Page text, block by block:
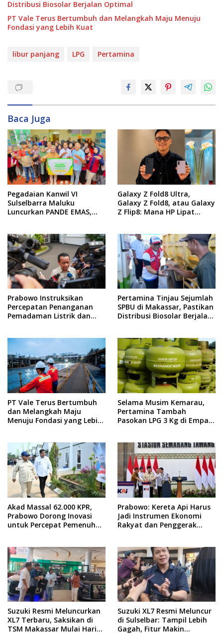
Distribusi Biosolar Berjalan Optimal
PT Vale Terus Bertumbuh dan Melangkah Maju Menuju
Fondasi yang Lebih Kuat
libur panjang LPG Pertamina
Baca Juga
Pegadaian Kanwil VI
Sulselbarra Maluku
Luncurkan PANDE EMAS,
Galaxy Z Fold8 Ultra,
Galaxy Z Fold8, atau Galaxy
Z Flip8: Mana HP Lipat
Prabowo Instruksikan
Percepatan Penanganan
Pemadaman Listrik dan
Pertamina Tinjau Sejumlah
SPBU di Makassar, Pastikan
Distribusi Biosolar Berjalan
PT Vale Terus Bertumbuh
dan Melangkah Maju
Menuju Fondasi yang Lebih
Selama Musim Kemarau,
Pertamina Tambah
Pasokan LPG 3 Kg di Empat
Akad Massal 62.000 KPR,
Prabowo Dorong Inovasi
untuk Percepat Pemenuhan
Prabowo: Kereta Api Harus
Jadi Instrumen Ekonomi
Rakyat dan Penggerak
Suzuki Resmi Meluncurkan
XL7 Terbaru, Saksikan di
TSM Makassar Mulai Hari
Suzuki XL7 Resmi Meluncur
di Sulselbar: Tampil Lebih
Gagah, Fitur Makin